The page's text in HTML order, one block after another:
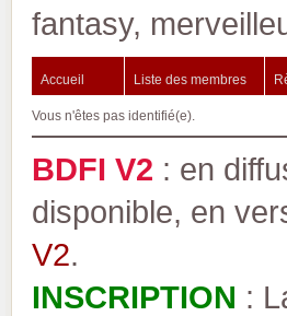
fantasy,
Accueil Liste des membres
Vous n'êtes pas identifié(e).
BDFI V2 : en
disponible, en
V2.
INSCRIPTION :